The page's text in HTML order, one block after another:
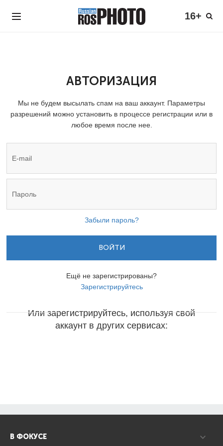
16+
АВТОРИЗАЦИЯ
Мы не будем высылать спам на ваш аккаунт. Параметры
разрешений можно установить в процессе регистрации или в
любое время после нее.
Забыли пароль?
ВОЙТИ
Ещё не зарегистрированы?
Зарегистрируйтесь
Или зарегистрируйтесь, используя свой
аккаунт в других сервисах:
В ФОКУСЕ